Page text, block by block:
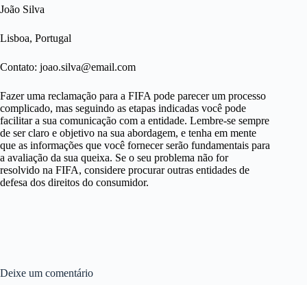
João Silva
Lisboa, Portugal
Contato: joao.silva@email.com
Fazer uma reclamação para a FIFA pode parecer um processo
complicado, mas seguindo as etapas indicadas você pode
facilitar a sua comunicação com a entidade. Lembre-se sempre
de ser claro e objetivo na sua abordagem, e tenha em mente
que as informações que você fornecer serão fundamentais para
a avaliação da sua queixa. Se o seu problema não for
resolvido na FIFA, considere procurar outras entidades de
defesa dos direitos do consumidor.
Deixe um comentário